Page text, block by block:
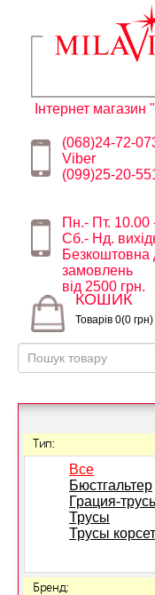
Інтернет
(068)24-72-
Viber
(099)25-20-
Пн.- Пт. 10.00
Сб.- Нд.
Безкоштовна
замовлень
від 2500 грн.
КОШИК
Товарів 0(0 грн)
Тип:
Все
Бюстгальтер
Грация-
Трусы
Трусы
Бренд: